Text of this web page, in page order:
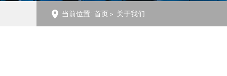
当前位置: 首页 关于我们